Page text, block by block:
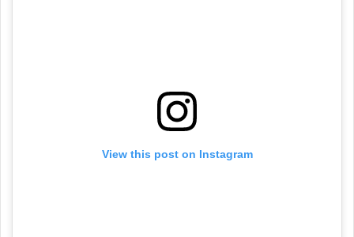
View this post on Instagram